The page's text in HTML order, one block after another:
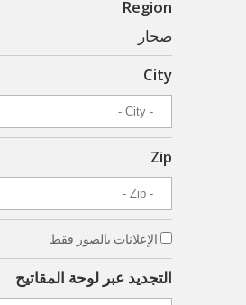
Region
صحار
City
Zip
الإعلانات بالصور فقط
التجديد عبر لوحة المقاتيح